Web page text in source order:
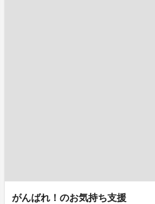
がんばれ！のお気持ち支援